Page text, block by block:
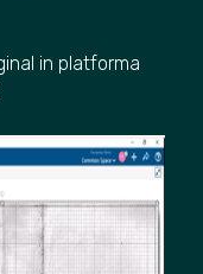
in platforma